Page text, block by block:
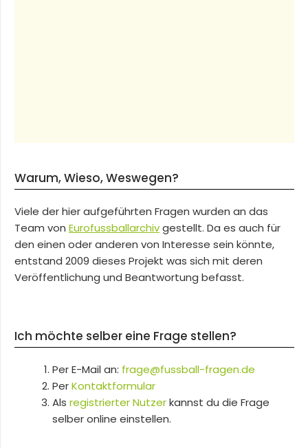
Warum, Wieso, Weswegen?
Viele der hier aufgeführten Fragen wurden an das
Team von Eurofussballarchivgestellt. Da es auch für
den einen oder anderen von Interesse sein könnte,
entstand 2009 dieses Projekt was sich mit deren
Veröffentlichung und Beantwortung befasst.
Ich möchte selber eine Frage stellen?
Per E-Mail an: frage@fussball-fragen.de
PerKontaktformular
Als registrierter Nutzerkannst du die Frage
selber online einstellen.